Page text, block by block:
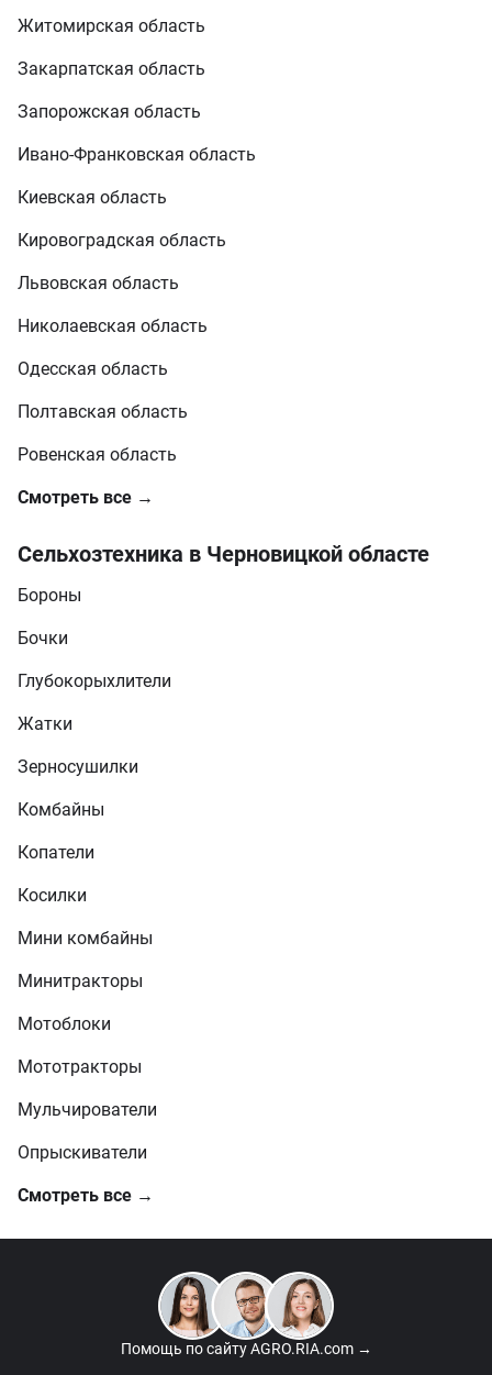
Житомирская область
Закарпатская область
Запорожская область
Ивано-Франковская область
Киевская область
Кировоградская область
Львовская область
Николаевская область
Одесская область
Полтавская область
Ровенская область
Смотреть все →
Сельхозтехника в Черновицкой областе
Бороны
Бочки
Глубокорыхлители
Жатки
Зерносушилки
Комбайны
Копатели
Косилки
Мини комбайны
Минитракторы
Мотоблоки
Мототракторы
Мульчирователи
Опрыскиватели
Смотреть все →
Помощь по сайтуAGRO.RIA.com →